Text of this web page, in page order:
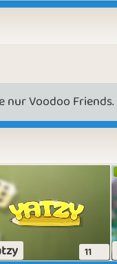
nur Voodoo Friends.
11